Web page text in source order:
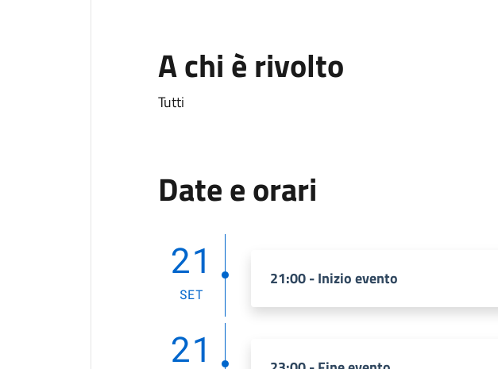
A chi è rivolto
Tutti
Date e orari
21
SET
21:00 - Inizio evento
21